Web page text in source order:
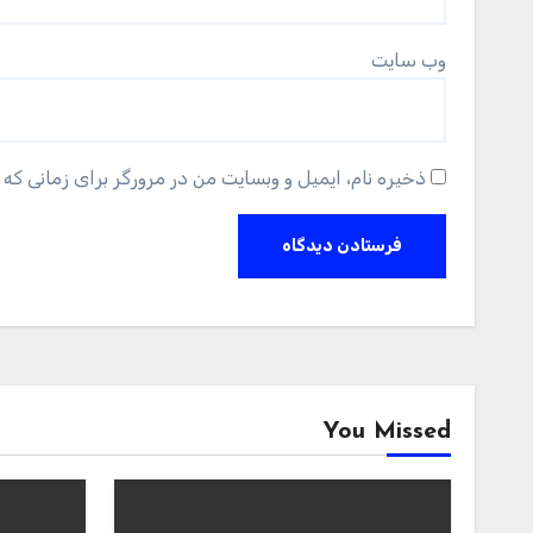
وب‌ سایت
ذخیره نام، ایمیل و وبسایت من در مرورگر برای زمانی
You Missed